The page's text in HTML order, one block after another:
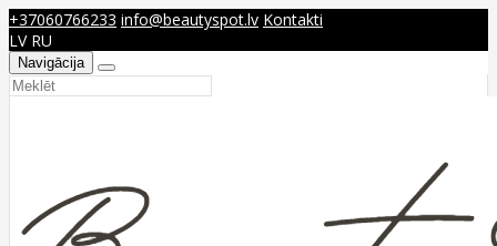
+37060766233 info@beautyspot.lv Kontakti
LV RU
Navigācija